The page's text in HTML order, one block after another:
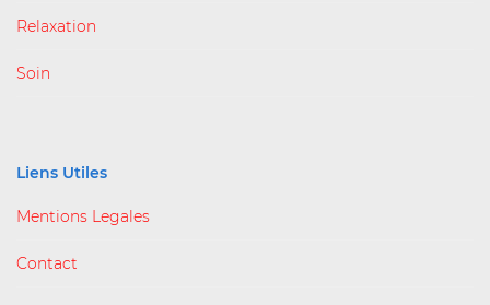
Relaxation
Soin
Liens Utiles
Mentions Legales
Contact